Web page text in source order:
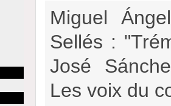
Miguel
Sellés :
José
Les voix du